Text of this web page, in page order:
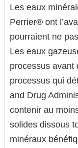
Les eaux
Perrier® ont
pourraient ne
Les eaux
processus avant
processus qui
and Drug
contenir au
solides dissous
minéraux